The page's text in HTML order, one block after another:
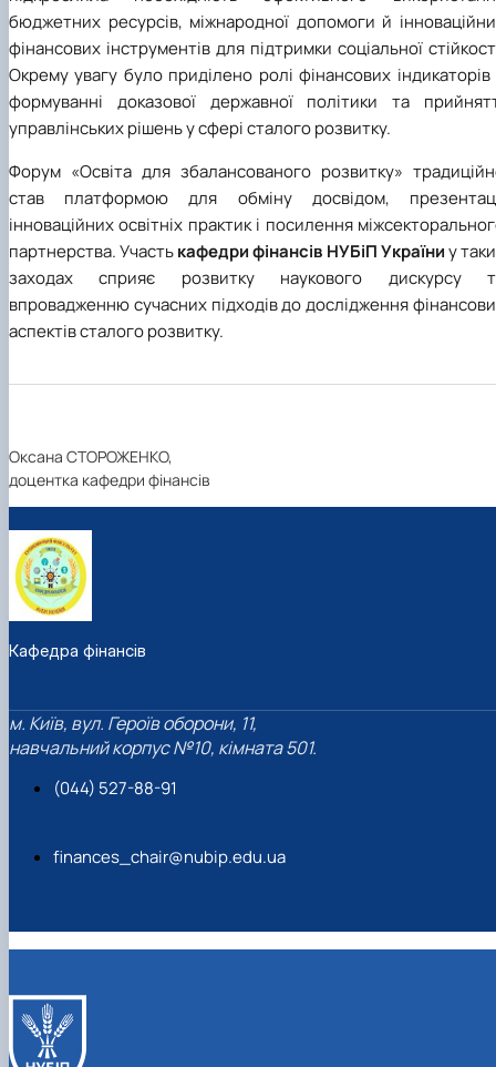
бюджетних ресурсів, міжнародної допомоги й
фінансових інструментів для підтримки соціальної
Окрему увагу було приділено ролі фінансових індикаторів
формуванні доказової державної політики та
управлінських рішень у сфері сталого розвитку.
Форум «Освіта для збалансованого розвитку»
став платформою для обміну досвідом,
інноваційних освітніх практик і посилення
партнерства. Участькафедри фінансів НУБіП Україниу
заходах сприяє розвитку наукового дискурсу
впровадженню сучасних підходів до дослідження
аспектів сталого розвитку.
Оксана СТОРОЖЕНКО,
доцентка кафедри фінансів
Кафедра фінансів
м. Київ, вул. Героїв оборони, 11,
навчальний корпус №10, кімната 501.
(044) 527-88-91
finances_chair@nubip.edu.ua